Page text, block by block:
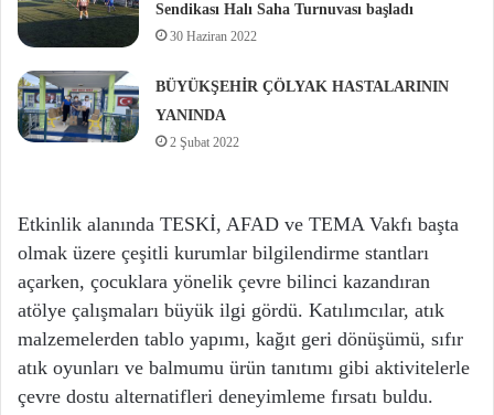
Sendikası Halı Saha Turnuvası başladı
30 Haziran 2022
BÜYÜKŞEHİR ÇÖLYAK HASTALARININ
YANINDA
2 Şubat 2022
Etkinlik alanında TESKİ, AFAD ve TEMA Vakfı başta
olmak üzere çeşitli kurumlar bilgilendirme stantları
açarken, çocuklara yönelik çevre bilinci kazandıran
atölye çalışmaları büyük ilgi gördü. Katılımcılar, atık
malzemelerden tablo yapımı, kağıt geri dönüşümü, sıfır
atık oyunları ve balmumu ürün tanıtımı gibi aktivitelerle
çevre dostu alternatifleri deneyimleme fırsatı buldu.